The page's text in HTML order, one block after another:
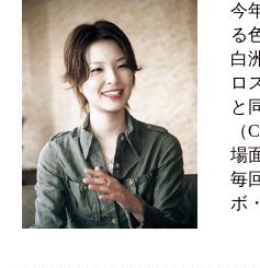
今
る
白
ロ
と
（
場
毎
ボ